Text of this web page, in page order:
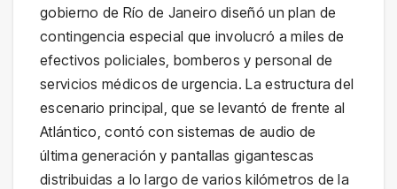
gobierno de Río de Janeiro diseñó un plan de
contingencia especial que involucró a miles de
efectivos policiales, bomberos y personal de
servicios médicos de urgencia. La estructura del
escenario principal, que se levantó de frente al
Atlántico, contó con sistemas de audio de
última generación y pantallas gigantescas
distribuidas a lo largo de varios kilómetros de la